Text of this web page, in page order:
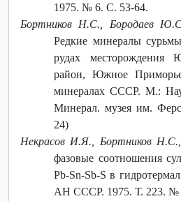
1975. № 6. С. 53-64.
Бортников Н.С., Бородаев
Редкие минералы
рудах месторождения
район, Южное
минералах СССР. М.:
Минерал. музея им.
24)
Некрасов И.Я., Бортников
фазовые соотношения
Pb-Sn-Sb-S в
АН СССР. 1975. Т. 223. №